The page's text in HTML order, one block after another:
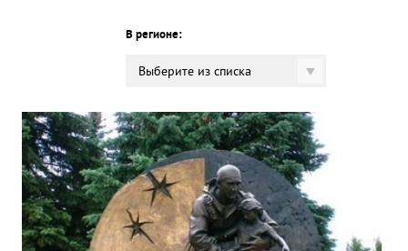
В регионе:
Выберите из списка